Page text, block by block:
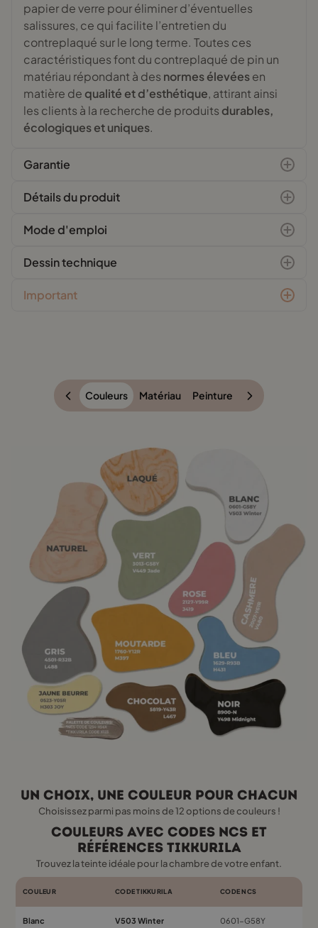
papier de verre pour éliminer d’éventuelles
salissures, ce qui facilite l’entretien du
contreplaqué sur le long terme. Toutes ces
caractéristiques font du contreplaqué de pin un
matériau répondant à des normes élevéesen
matière de qualité et d’esthétique, attirant ainsi
les clients à la recherche de produits durables,
écologiques et uniques.
Garantie
Détails du produit
Mode d'emploi
Dessin technique
Important
Couleurs Matériau Peinture
Un choix, une couleur pour chacun
Choisissez parmi pas moins de 12 options de couleurs !
Couleurs avec codes NCS et
références Tikkurila
Trouvez la teinte idéale pour la chambre de votre enfant.
COULEUR CODE TIKKURILA CODE NCS
Blanc V503 Winter 0601-G58Y